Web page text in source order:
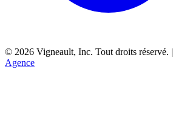
© 2026 Vigneault, Inc. Tout droits réservé. |
Agence